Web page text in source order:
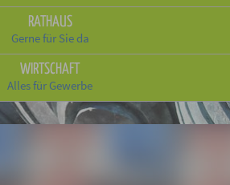
RATHAUS
Gerne für Sie da
WIRTSCHAFT
Alles für Gewerbe